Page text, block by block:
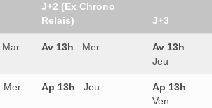
J+2 (Ex Chrono
Relais)
J+3
Mar Av 13h : Mer Av 13h :
Jeu
Mer Ap 13h : Jeu Ap 13h :
Ven